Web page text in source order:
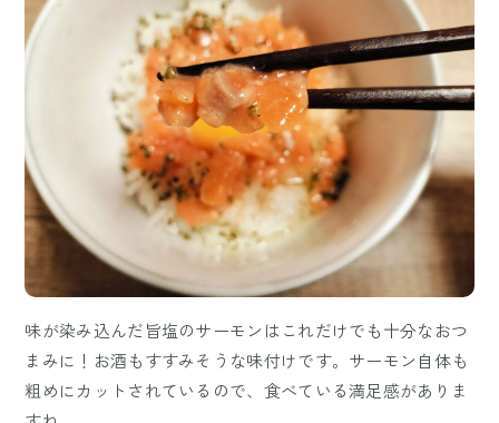
味が染み込んだ旨塩のサーモンはこれだけでも十分なおつ
まみに！お酒もすすみそうな味付けです。サーモン自体も
粗めにカットされているので、食べている満足感がありま